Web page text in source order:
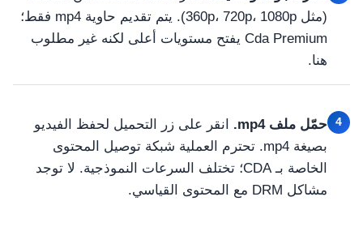
(مثل 360p، 720p، 1080p). يتم تقديم حاوية mp4 فقط؛
Cda Premium يفتح مستويات أعلى لكنه غير مطلوب
هنا.
4 حمّل ملف mp4.
انقر على زر التحميل لحفظ الفيديو
بصيغة mp4. تحترم العملية شبكة توصيل المحتوى
الخاصة بـ CDA؛ تختلف السرعات النموذجية. لا توجد
مشاكل DRM مع المحتوى القياسي.